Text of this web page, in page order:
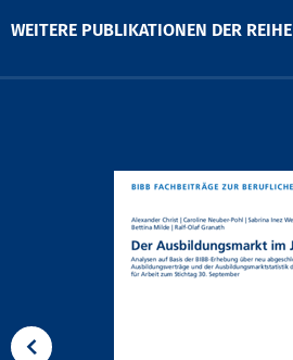
WEITERE PUBLIKATIONEN DER REIHE